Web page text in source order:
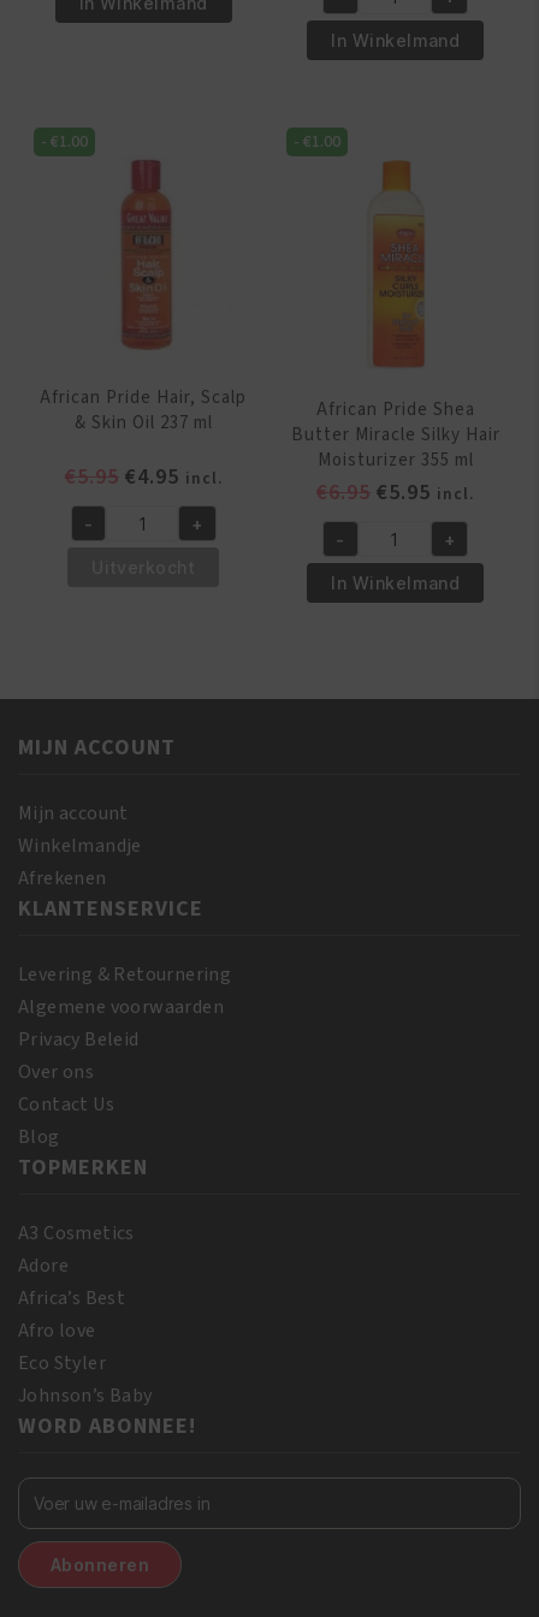
Olive
Conditioner
was:
€6.95.
is:
€5.95.
African
Pride
Olive
Anti-
Breakage
In Winkelmand
-€1.00
African Pride Hair, Scalp
& Skin Oil 237 ml
€5.95 Oorspronkelijke
was:
€4.95Huidige
prijs
is:
incl.
African
237
- +
-€1.00
African Pride Shea
Butter Miracle Silky Hair
Moisturizer 355 ml
€6.95
was:
€6.95.
€5.95 Huidige
prijs
is:
€5.95.
incl.
African
Pride
Shea
Silky
- +
In Winkelmand
MIJN ACCOUNT
Mijn account
Winkelmandje
Afrekenen
KLANTENSERVICE
Levering & Retournering
Algemene voorwaarden
Privacy Beleid
Over ons
Contact Us
Blog
TOPMERKEN
A3 Cosmetics
Adore
Africa’s Best
Afro love
Eco Styler
Johnson’s Baby
WORD ABONNEE!